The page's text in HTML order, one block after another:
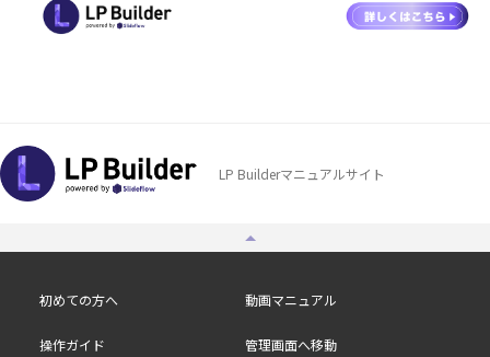
LP Builderマニュアルサイト
初めての方へ 動画マニュアル
操作ガイド 管理画面へ移動